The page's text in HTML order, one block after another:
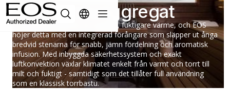
Bi-O bastuaggregat
Bi-O-bastur erbjuder en mildare, fuktigare värme, och EOS
höjer detta med en integrerad förångare som släpper ut ånga
bredvid stenarna för snabb, jämn fördelning och aromatisk
infusion. Med inbyggda säkerhetssystem och exakt
luftkonvektion växlar klimatet enkelt från varmt och torrt till
milt och fuktigt - samtidigt som det tillåter full användning
som en klassisk torrbastu.